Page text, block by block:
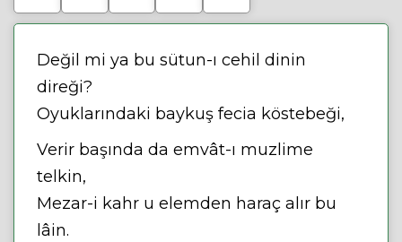
Değil mi ya bu sütun-ı cehil dinin
direği?
Oyuklarındaki baykuş fecia köstebeği,
Verir başında da emvât-ı muzlime
telkin,
Mezar-i kahr u elemden haraç alır bu
lâin.